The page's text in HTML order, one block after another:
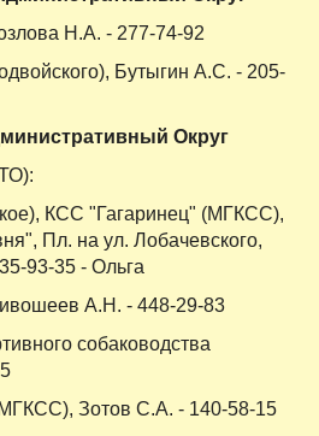
Н.А. - 277-74-92
Бутыгин А.С. - 205-
Округ
КСС "Гагаринец" (МГКСС),
Пл. на ул. Лобачевского,
93-35 - Ольга
А.Н. - 448-29-83
собаководства
Зотов С.А. - 140-58-15